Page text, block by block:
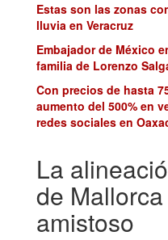
Estas son las zonas
lluvia en Veracruz
Embajador de México
familia de Lorenzo
Con precios de hasta
aumento del 500% en
redes sociales en
La
de
amistoso